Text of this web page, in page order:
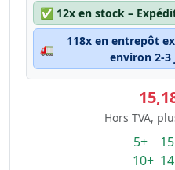
✅ 12x en stock –
🚛
118x en entrepôt
environ 2-
Hors TVA,
5+
10+